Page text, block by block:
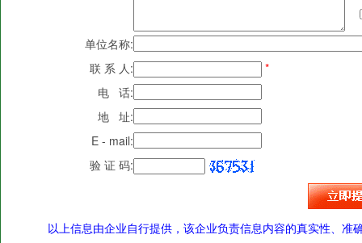
单位名称:
联 系 人:
*
电 话:
地 址:
E - mail:
验 证 码:
以上信息由企业自行提供，该企业负责信息内容的真实性、准